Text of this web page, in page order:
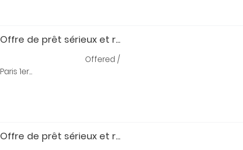
Offre de prêt sérieux et r...
Paris 1er...
Offered /
Offre de prêt sérieux et r...